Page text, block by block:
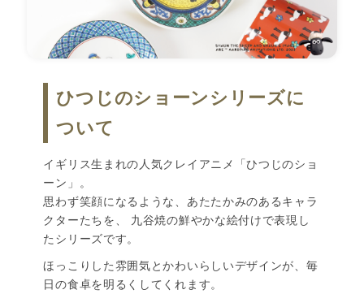
ひつじのショーンシリーズに
ついて
イギリス生まれの人気クレイアニメ「ひつじのショ
ーン」。
思わず笑顔になるような、あたたかみのあるキャラ
クターたちを、 九谷焼の鮮やかな絵付けで表現し
たシリーズです。
ほっこりした雰囲気とかわいらしいデザインが、毎
日の食卓を明るくしてくれます。